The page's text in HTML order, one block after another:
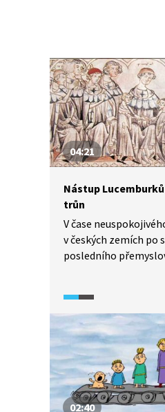
04:21
Nástup
trůn
V čase
v českých zemích po
posledního
sňatku mladé Elišky
dcery zesnulého a
Václava II. Za
a budoucího
Jana, syna
politika evropských
římského krále
02:40